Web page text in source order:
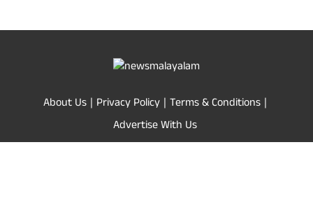
About Us Privacy Policy
Terms & Conditions
Advertise With Us